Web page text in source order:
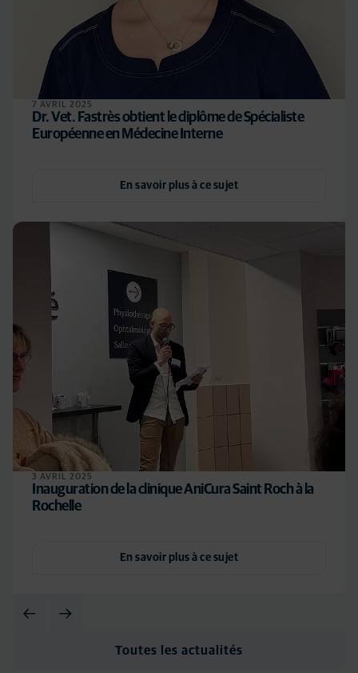
7 AVRIL 2025
Dr. Vet. Fastrès obtient le diplôme de Spécialiste
Européenne en Médecine Interne
En savoir plus à ce sujet
3 AVRIL 2025
Inauguration de la clinique AniCura Saint Roch à la
Rochelle
En savoir plus à ce sujet
Toutes les actualités